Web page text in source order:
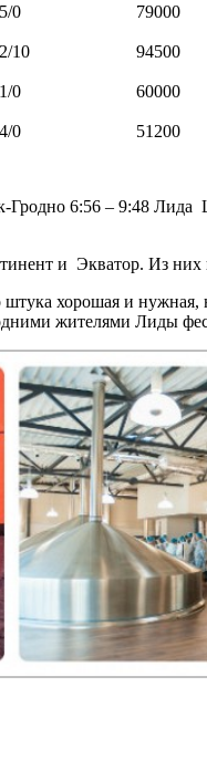
0 79000
10 94500
0 60000
0 51200
Гродно 6:56 – 9:48 Лида
и Экватор. Из них
хорошая и нужная,
жителями Лиды